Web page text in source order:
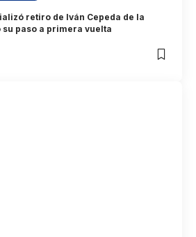
retiro de Iván Cepeda de la
paso a primera vuelta